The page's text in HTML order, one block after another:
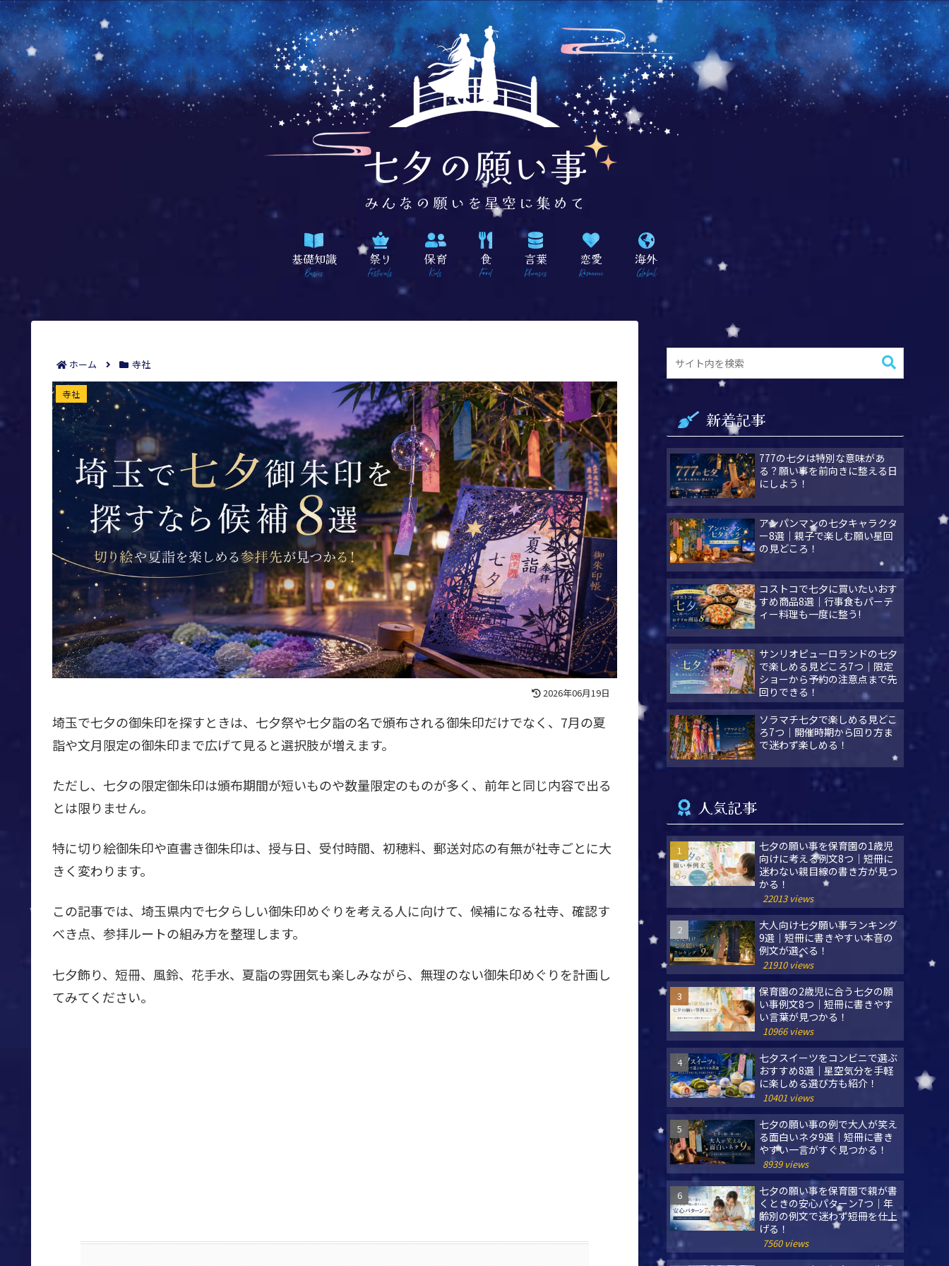
基礎知識
Basics
祭り
Festivals
保育
Kids
食
Food
言葉
Phrases
恋愛
Romance
海外
Global
ホーム 寺社
埼玉で七夕御朱印を探すなら候補8選｜切り絵や夏詣を楽しめる参拝先が見つかる！
寺社
2026年06月19日
埼玉で七夕の御朱印を探すときは、七夕祭や七夕詣の名で頒布される御朱印だけでなく、7月の夏
詣や文月限定の御朱印まで広げて見ると選択肢が増えます。
ただし、七夕の限定御朱印は頒布期間が短いものや数量限定のものが多く、前年と同じ内容で出る
とは限りません。
特に切り絵御朱印や直書き御朱印は、授与日、受付時間、初穂料、郵送対応の有無が社寺ごとに大
きく変わります。
この記事では、埼玉県内で七夕らしい御朱印めぐりを考える人に向けて、候補になる社寺、確認す
べき点、参拝ルートの組み方を整理します。
七夕飾り、短冊、風鈴、花手水、夏詣の雰囲気も楽しみながら、無理のない御朱印めぐりを計画し
てみてください。
新着記事
777の七夕は特別な意味があ
る？願い事を前向きに整える日
にしよう！
アンパンマンの七夕キャラクタ
ー8選｜親子で楽しむ願い星回
の見どころ！
コストコで七夕に買いたいおす
すめ商品8選｜行事食もパーテ
ィー料理も一度に整う!
サンリオピューロランドの七夕
で楽しめる見どころ7つ｜限定
ショーから予約の注意点まで先
回りできる！
ソラマチ七夕で楽しめる見どこ
ろ7つ｜開催時期から回り方ま
で迷わず楽しめる！
人気記事
七夕の願い事を保育園の1歳児
向けに考える例文8つ｜短冊に
迷わない親目線の書き方が見つ
かる！
22013 views
大人向け七夕願い事ランキング
9選｜短冊に書きやすい本音の
例文が選べる！
21910 views
保育園の2歳児に合う七夕の願
い事例文8つ｜短冊に書きやす
い言葉が見つかる！
10966 views
七夕スイーツをコンビニで選ぶ
おすすめ8選｜星空気分を手軽
に楽しめる選び方も紹介！
10401 views
七夕の願い事の例で大人が笑え
る面白いネタ9選｜短冊に書き
やすい一言がすぐ見つかる！
8939 views
七夕の願い事を保育園で親が書
くときの安心パターン7つ｜年
齢別の例文で迷わず短冊を仕上
げる！
7560 views